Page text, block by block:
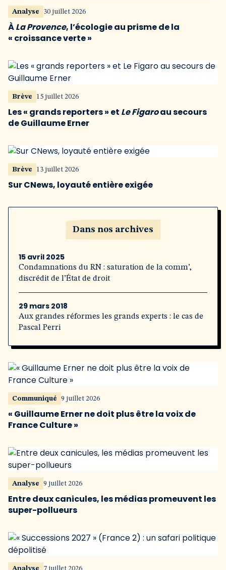
Analyse 30 juillet 2026
ÀLa Provence, l’écologie au prisme de la
« croissance verte »
Brève 15 juillet 2026
Les « grands reporters » et Le Figaroau secours
de Guillaume Erner
Brève 13 juillet 2026
Sur CNews, loyauté entière exigée
Dans nos archives
15 avril 2025
Condamnations du RN : saturation de la comm’,
discrédit de l’État de droit
29 mars 2018
Aux grandes réformes les grands experts : le cas de
Pascal Perri
Communiqué 9 juillet 2026
« Guillaume Erner ne doit plus être la voix de
France Culture »
Analyse 9 juillet 2026
Entre deux canicules, les médias promeuvent les
super-pollueurs
Analyse 7 juillet 2026